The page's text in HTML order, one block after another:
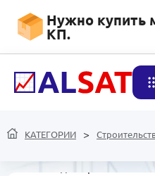
Нужно купить
КП.
КАТЕГОРИИ
Подоконники
Средства защиты
водонагреватели